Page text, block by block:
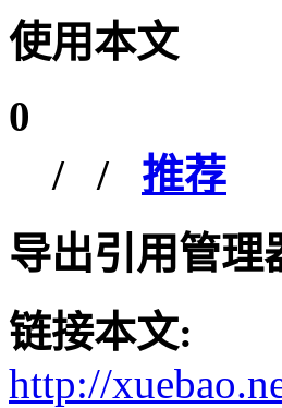
使用本文
0
/ / 推荐
导出引用管理
链接本文:
http://